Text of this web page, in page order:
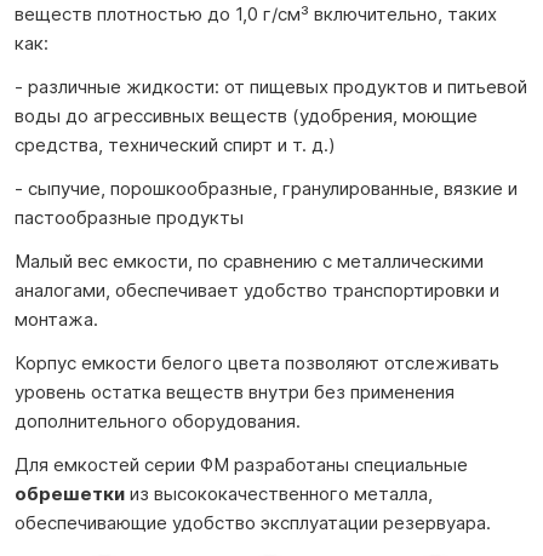
веществ плотностью до 1,0 г/см³ включительно, таких
как:
- различные жидкости: от пищевых продуктов и питьевой
воды до агрессивных веществ (удобрения, моющие
средства, технический спирт и т. д.)
- сыпучие, порошкообразные, гранулированные, вязкие и
пастообразные продукты
Малый вес емкости, по сравнению с металлическими
аналогами, обеспечивает удобство транспортировки и
монтажа.
Корпус емкости белого цвета позволяют отслеживать
уровень остатка веществ внутри без применения
дополнительного оборудования.
Для емкостей серии ФМ разработаны специальные
обрешетки из высококачественного металла,
обеспечивающие удобство эксплуатации резервуара.